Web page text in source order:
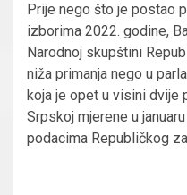
Prije nego što je postao
izborima 2022. godine,
Narodnoj skupštini
niža primanja nego u
koja je opet u visini dvije
Srpskoj mjerene u
podacima Republičkog